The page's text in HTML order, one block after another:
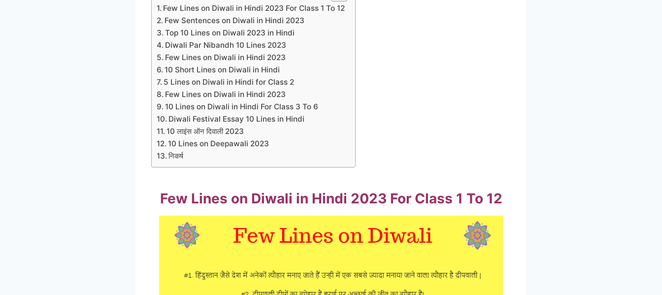
Few Lines on Diwali in Hindi 2023 For Class 1 To 12
Few Sentences on Diwali in Hindi 2023
Top 10 Lines on Diwali 2023 in Hindi
Diwali Par Nibandh 10 Lines 2023
Few Lines on Diwali in Hindi 2023
10 Short Lines on Diwali in Hindi
5 Lines on Diwali in Hindi for Class 2
Few Lines on Diwali in Hindi 2023
10 Lines on Diwali in Hindi For Class 3 To 6
Diwali Festival Essay 10 Lines in Hindi
10 लाइंस ऑन दिवाली 2023
10 Lines on Deepawali 2023
निकर्ष
Few Lines on Diwali in Hindi 2023 For Class 1 To 12